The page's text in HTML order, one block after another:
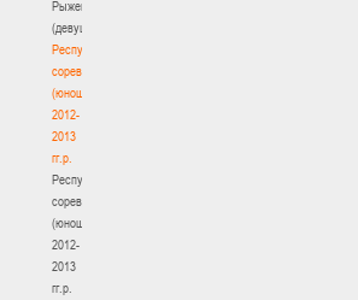
Рыженкова
(девушки)
Республиканские
соревнования
(юноши)
2012-
2013
гг.р.
Республиканские
соревнования
(юноши)
2012-
2013
гг.р.